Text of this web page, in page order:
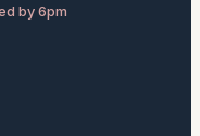
by 6pm